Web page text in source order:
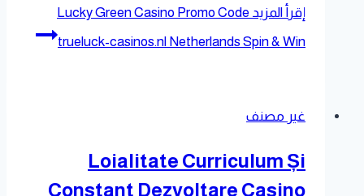
إقرأ المزيد Lucky Green Casino Promo Code
trueluck-casinos.nl Netherlands Spin & Win
غير مصنف
Loialitate Curriculum Și
Constant Dezvoltare Casino